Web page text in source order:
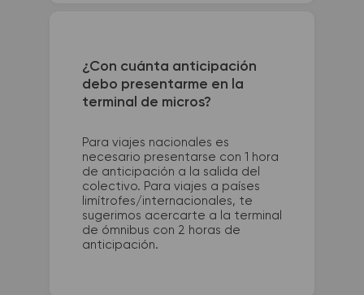
¿Con cuánta anticipación
debo presentarme en la
terminal de micros?
Para viajes nacionales es
necesario presentarse con 1 hora
de anticipación a la salida del
colectivo. Para viajes a países
limítrofes/internacionales, te
sugerimos acercarte a la terminal
de ómnibus con 2 horas de
anticipación.